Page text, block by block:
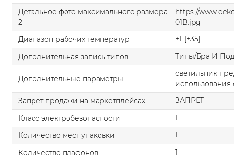
Детальное фото максимального размера
2
https://
01B.jpg
Диапазон рабочих температур
+1-[+35]
Дополнительная запись типов
Типы/Бра И
Дополнительные параметры
светильник
использования
Запрет продажи на маркетплейсах
ЗАПРЕТ
Класс электробезопасности
I
Количество мест упаковки
1
Количество плафонов
1